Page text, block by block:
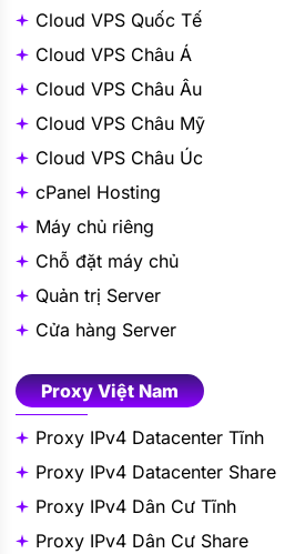
Cloud VPS Quốc Tế
Cloud VPS Châu Á
Cloud VPS Châu Âu
Cloud VPS Châu Mỹ
Cloud VPS Châu Úc
cPanel Hosting
Máy chủ riêng
Chỗ đặt máy chủ
Quản trị Server
Cửa hàng Server
Proxy Việt Nam
Proxy IPv4 Datacenter Tĩnh
Proxy IPv4 Datacenter Share
Proxy IPv4 Dân Cư Tĩnh
Proxy IPv4 Dân Cư Share